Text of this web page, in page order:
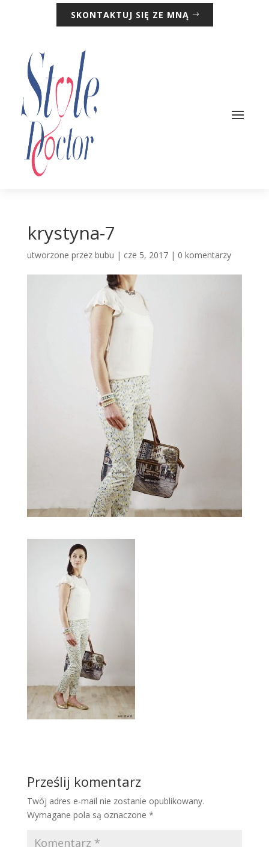
SKONTAKTUJ SIĘ ZE MNĄ
krystyna-7
utworzone przez bubu | cze 5, 2017| 0 komentarzy
Prześlij komentarz
Twój adres e-mail nie zostanie opublikowany.
Wymagane pola są oznaczone *